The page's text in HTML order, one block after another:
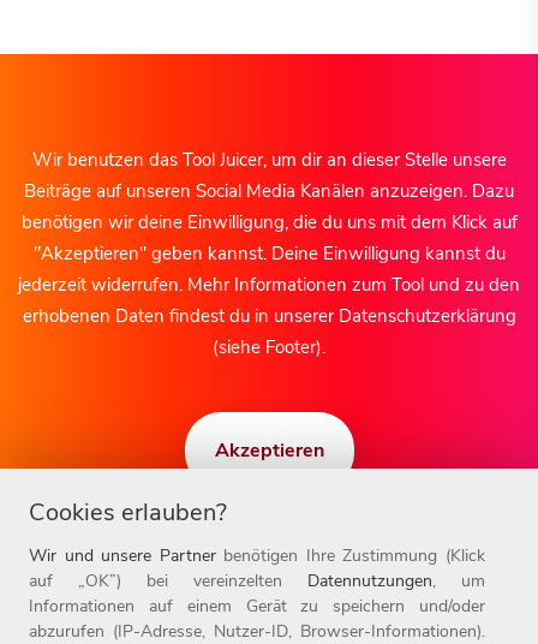
Wir benutzen das Tool Juicer, um dir an dieser Stelle unsere
Beiträge auf unseren Social Media Kanälen anzuzeigen. Dazu
benötigen wir deine Einwilligung, die du uns mit dem Klick auf
"Akzeptieren" geben kannst. Deine Einwilligung kannst du
jederzeit widerrufen. Mehr Informationen zum Tool und zu den
erhobenen Daten findest du in unserer Datenschutzerklärung
(siehe Footer).
Akzeptieren
Cookies erlauben?
Wir und unsere Partnerbenötigen Ihre Zustimmung (Klick
auf „OK”) bei vereinzelten Datennutzungen, um
Informationen auf einem Gerät zu speichern und/oder
abzurufen (IP-Adresse, Nutzer-ID, Browser-Informationen).